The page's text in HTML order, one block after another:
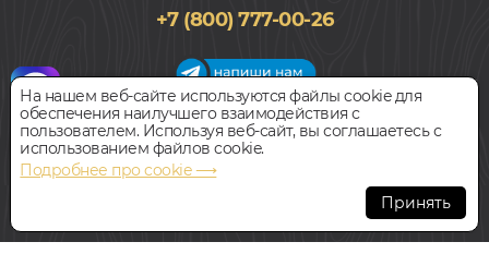
181x1220, 4мм
0,5, Дуб, Однополосный, Водостойкий
Цена за 1 м² 1 990руб.
БЫСТРЫЙ ЗАКАЗ КУПИТЬ
+7 (800) 777-00-26
График работы салона
Пн-Вс с 09:00 до 21:00
Наш адрес:127018, г. Москва,
ул.Складочная, д.1, строение 9
На нашем веб-сайте используются файлы cookie для
обеспечения наилучшего взаимодействия с
пользователем. Используя веб-сайт, вы соглашаетесь с
использованием файлов cookie.
Подробнее про cookie ⟶
Принять